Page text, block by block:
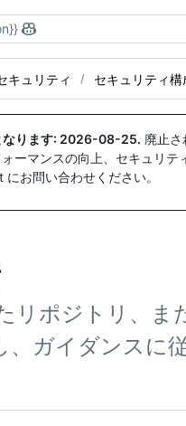
キュリティ セキュリティ
ります: 2026-08-25. 廃止
ーマンスの向上、セキュリテ
お問い合わせください。
リポジトリ、ま
ガイダンスに